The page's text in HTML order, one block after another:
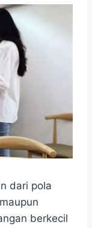
dari pola
berkecil